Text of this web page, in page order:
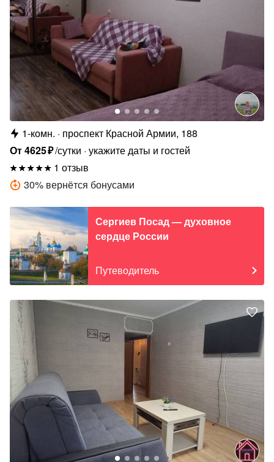
1-комн.
проспект Красной Армии, 188
От4625₽/сутки укажите даты и гостей
1 отзыв
30% вернётся бонусами
Сергиев Посад — духовное
сердце России
Путеводитель